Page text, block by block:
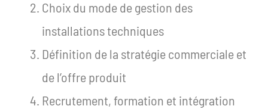
Choix du mode de gestion des
installations techniques
Définition de la stratégie commerciale et
de l’offre produit
Recrutement, formation et intégration